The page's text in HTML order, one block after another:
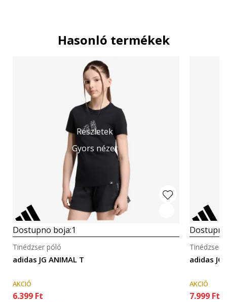
Hasonló termékek
Részletek
Gyors nézet
Dostupno boja:1
adidas JG ANIMAL T
Tinédzser póló
AKCIÓ
6.399 Ft
adidas JG
Tinédzser
AKCIÓ
7.999 Ft